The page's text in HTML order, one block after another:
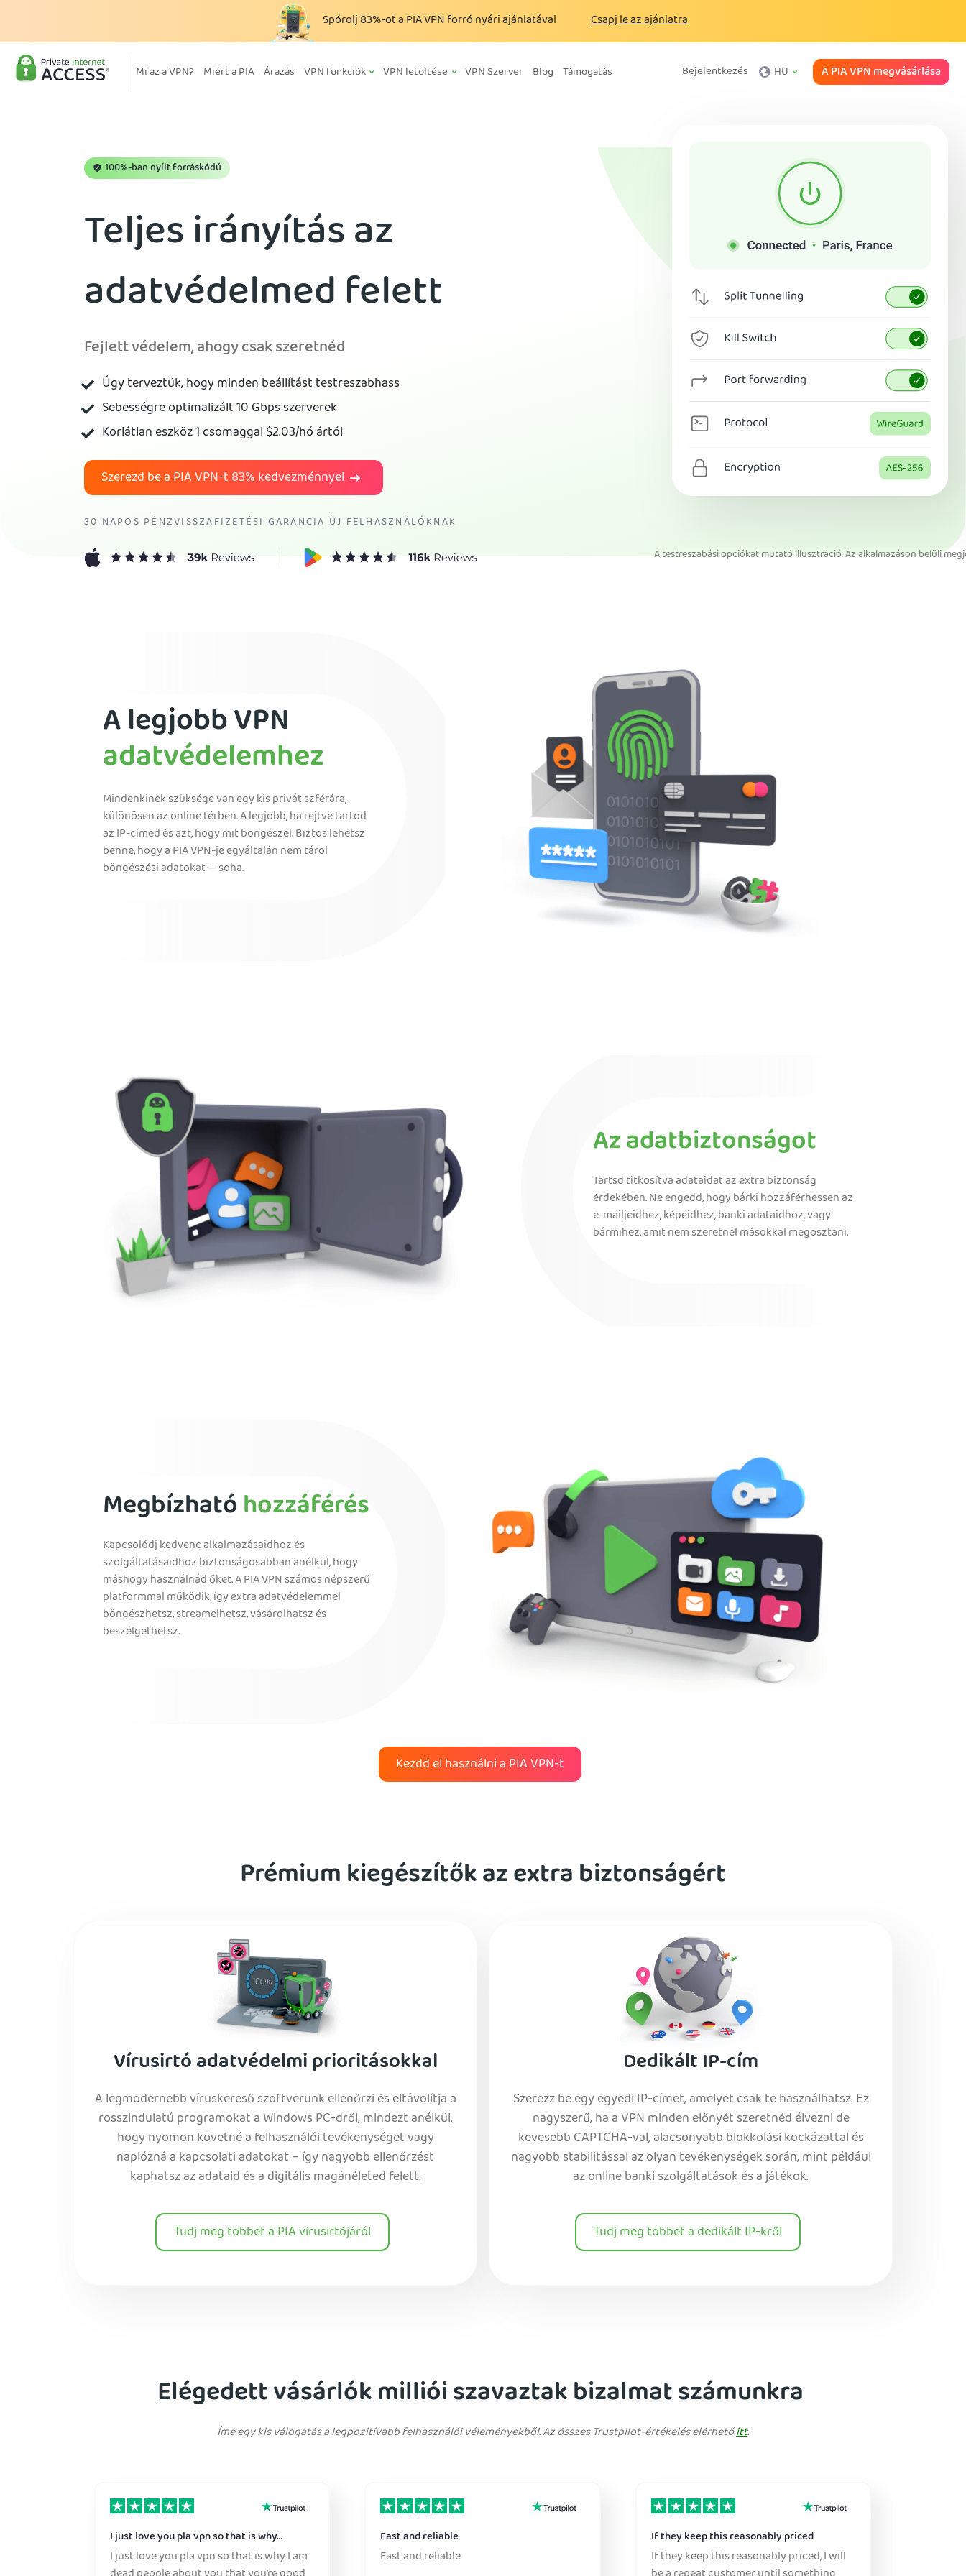
Spórolj83%-ot a PIA VPN forró nyári ajánlatával Csapj le az ajánlatra
Mi az a VPN? Miért a PIA Árazás VPN funkciók VPN letöltése VPN Szerver Blog Támogatás Bejelentkezés HU A PIA VPN megvásárlása
100%-ban nyílt forráskódú
Teljes irányítás az
adatvédelmed felett
Fejlett védelem, ahogy csak szeretnéd
Úgy terveztük, hogy minden beállítást testreszabhass
Sebességre optimalizált 10 Gbps szerverek
Korlátlan eszköz 1 csomaggal$2.03/hó ártól
Szerezd be a PIA VPN-t83%kedvezménnyel
30 NAPOS PÉNZVISSZAFIZETÉSI GARANCIA ÚJ FELHASZNÁLÓKNAK
A testreszabási opciókat mutató illusztráció. Az alkalmazáson belüli
A legjobb VPN
adatvédelemhez
Mindenkinek szüksége van egy kis privát szférára,
különösen az online térben. A legjobb, ha rejtve tartod
az IP-címed és azt, hogy mit böngészel. Biztos lehetsz
benne, hogy a PIA VPN-je egyáltalán nem tárol
böngészési adatokat — soha.
Az adatbiztonságot
Tartsd titkosítva adataidat az extra biztonság
érdekében. Ne engedd, hogy bárki hozzáférhessen az
e-mailjeidhez, képeidhez, banki adataidhoz, vagy
bármihez, amit nem szeretnél másokkal megosztani.
Megbízhatóhozzáférés
Kapcsolódj kedvenc alkalmazásaidhoz és
szolgáltatásaidhoz biztonságosabban anélkül, hogy
máshogy használnád őket. A PIA VPN számos népszerű
platformmal működik, így extra adatvédelemmel
böngészhetsz, streamelhetsz, vásárolhatsz és
beszélgethetsz.
Kezdd el használni a PIA VPN-t
Prémium kiegészítők az extra biztonságért
Vírusirtó adatvédelmi prioritásokkal
A legmodernebb víruskereső szoftverünk ellenőrzi és eltávolítja a
rosszindulatú programokat a Windows PC-dről, mindezt anélkül,
hogy nyomon követné a felhasználói tevékenységet vagy
naplózná a kapcsolati adatokat – így nagyobb ellenőrzést
kaphatsz az adataid és a digitális magánéleted felett.
Tudj meg többet a PIA vírusirtójáról
Dedikált IP-cím
Szerezz be egy egyedi IP-címet, amelyet csak te használhatsz. Ez
nagyszerű, ha a VPN minden előnyét szeretnéd élvezni de
kevesebb CAPTCHA-val, alacsonyabb blokkolási kockázattal és
nagyobb stabilitással az olyan tevékenységek során, mint például
az online banki szolgáltatások és a játékok.
Tudj meg többet a dedikált IP-kről
Elégedett vásárlók milliói szavaztak bizalmat számunkra
Íme egy kis válogatás a legpozitívabb felhasználói véleményekből. Az összes Trustpilot-értékelés elérhetőitt.
I just love you pla vpn so that is why…
I just love you pla vpn so that is why I am
Fast and reliable
Fast and reliable
If they keep this reasonably priced
If they keep this reasonably priced, I will